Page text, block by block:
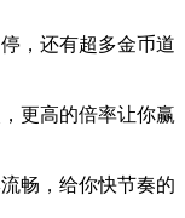
，还有超多金币道
更高的倍率让你赢
畅，给你快节奏的